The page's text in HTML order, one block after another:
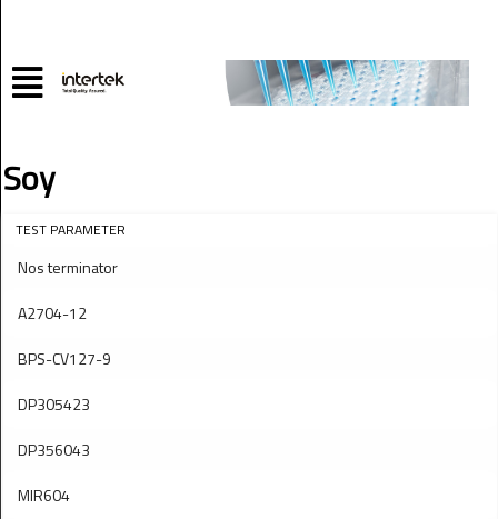
Soy
TEST PARAMETER
Nos terminator
A2704-12
BPS-CV127-9
DP305423
DP356043
MIR604